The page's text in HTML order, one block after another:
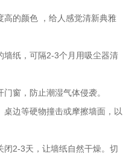
高的颜色 ，给人感觉清新典雅
墙纸，可隔2-3个月用吸尘器清
门窗，防止潮湿气体侵袭。
桌边等硬物撞击或摩擦墙面，以
闭2-3天，让墙纸自然干燥。切